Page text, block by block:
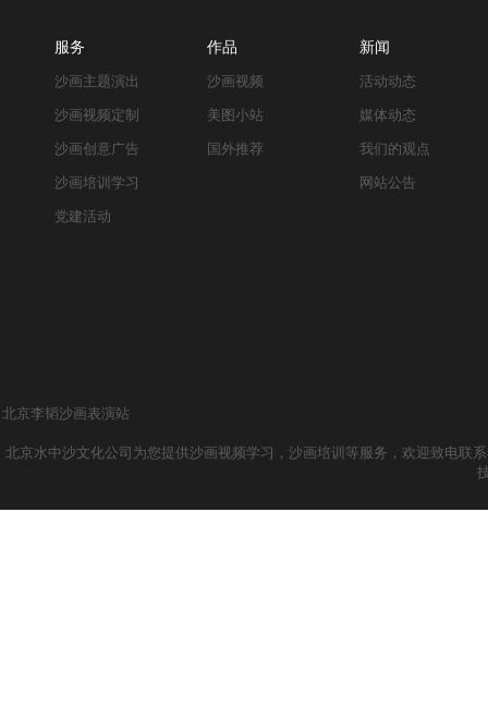
服务
沙画主题演出
沙画视频定制
沙画创意广告
沙画培训学习
党建活动
作品
沙画视频
美图小站
国外推荐
新闻
活动动态
媒体动态
我们的观点
网站公告
北京李韬沙画表演站
北京水中沙文化公司为您提供沙画视频学习，沙画培训等服务，欢迎致电联